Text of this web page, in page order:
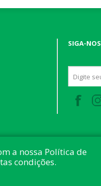
SIGA-NOS
reservados.
a nossa Política de
condições.